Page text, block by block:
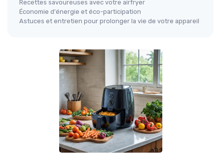
Recettes savoureuses avec votre airfryer
Économie d'énergie et éco-participation
Astuces et entretien pour prolonger la vie de votre appareil